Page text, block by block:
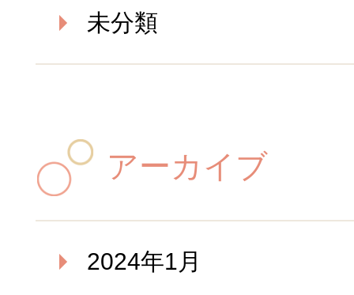
未分類
アーカイブ
2024年1月